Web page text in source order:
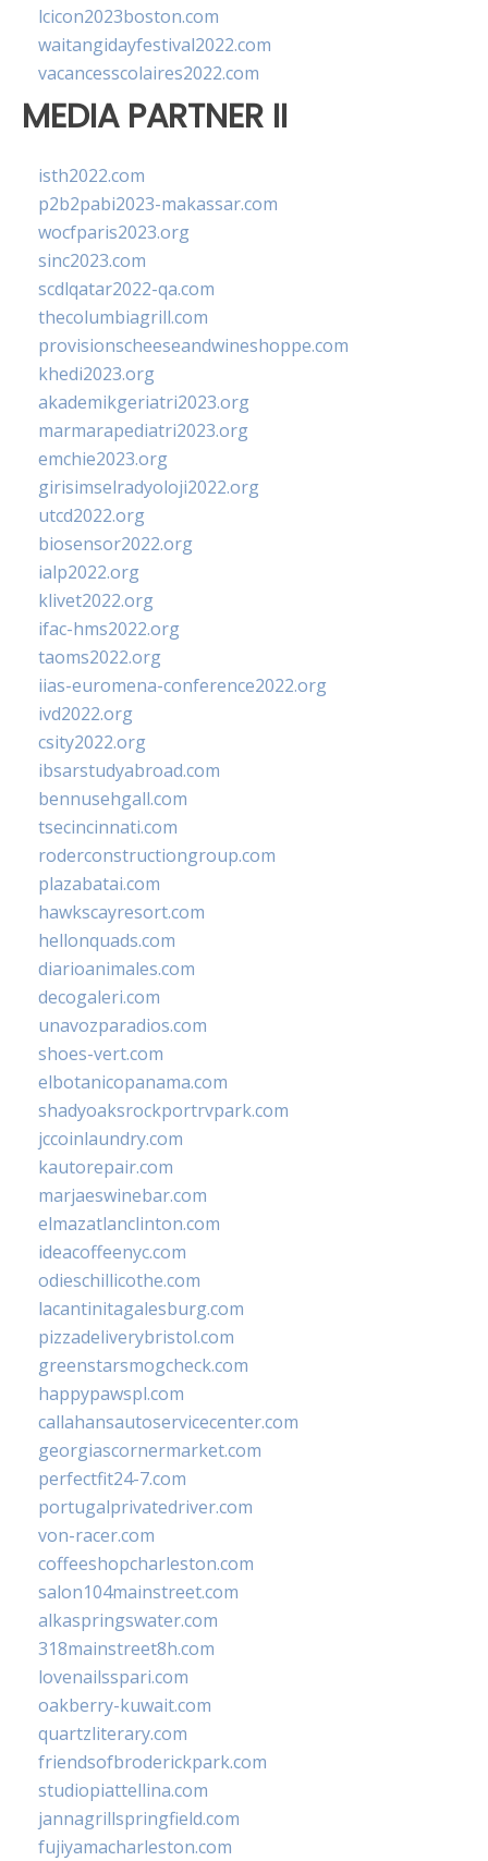
lcicon2023boston.com
waitangidayfestival2022.com
vacancesscolaires2022.com
MEDIA PARTNER II
isth2022.com
p2b2pabi2023-makassar.com
wocfparis2023.org
sinc2023.com
scdlqatar2022-qa.com
thecolumbiagrill.com
provisionscheeseandwineshoppe.com
khedi2023.org
akademikgeriatri2023.org
marmarapediatri2023.org
emchie2023.org
girisimselradyoloji2022.org
utcd2022.org
biosensor2022.org
ialp2022.org
klivet2022.org
ifac-hms2022.org
taoms2022.org
iias-euromena-conference2022.org
ivd2022.org
csity2022.org
ibsarstudyabroad.com
bennusehgall.com
tsecincinnati.com
roderconstructiongroup.com
plazabatai.com
hawkscayresort.com
hellonquads.com
diarioanimales.com
decogaleri.com
unavozparadios.com
shoes-vert.com
elbotanicopanama.com
shadyoaksrockportrvpark.com
jccoinlaundry.com
kautorepair.com
marjaeswinebar.com
elmazatlanclinton.com
ideacoffeenyc.com
odieschillicothe.com
lacantinitagalesburg.com
pizzadeliverybristol.com
greenstarsmogcheck.com
happypawspl.com
callahansautoservicecenter.com
georgiascornermarket.com
perfectfit24-7.com
portugalprivatedriver.com
von-racer.com
coffeeshopcharleston.com
salon104mainstreet.com
alkaspringswater.com
318mainstreet8h.com
lovenailsspari.com
oakberry-kuwait.com
quartzliterary.com
friendsofbroderickpark.com
studiopiattellina.com
jannagrillspringfield.com
fujiyamacharleston.com